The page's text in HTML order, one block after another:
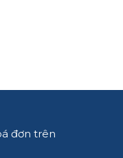
đơn trên